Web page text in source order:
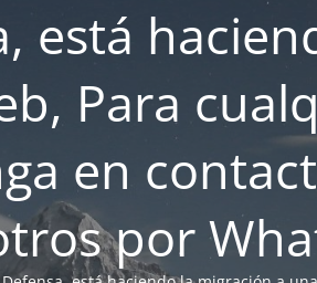
está
Para
en
por